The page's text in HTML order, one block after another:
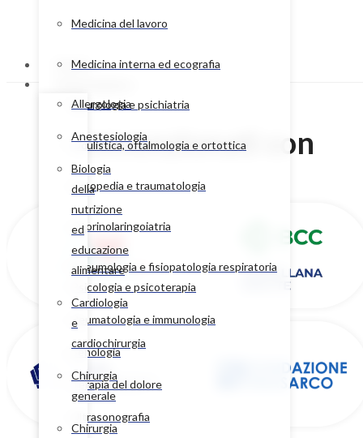
Medicina del lavoro
Medicina interna ed ecografia
Neurologia e psichiatria
Oculistica, oftalmologia e ortottica
Ortopedia e traumatologia
Otorinolaringoiatria
Pneumologia e fisiopatologia respiratoria
Psicologia e psicoterapia
Reumatologia e immunologia
Senologia
Terapia del dolore
Ultrasonografia
Home
Allergologia
Anestesiologia
Biologia
della
nutrizione
ed
educazione
alimentare
Cardiologia
e
cardiochirurgia
Chirurgia
generale
Chirurgia
Convenzionati con